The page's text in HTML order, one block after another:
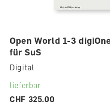
Open World 1-3
für SuS
Digital
lieferbar
CHF 325.00